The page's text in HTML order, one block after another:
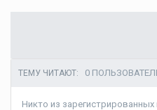
ТЕМУ ЧИТАЮТ: 0
Никто из